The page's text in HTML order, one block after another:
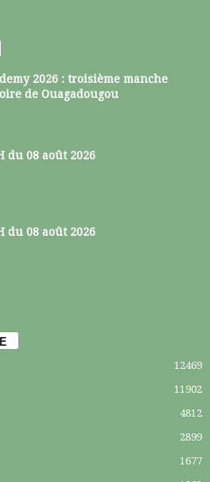
2026 : troisième manche
de Ouagadougou
du 08 août 2026
du 08 août 2026
12469
11902
4812
2899
1677